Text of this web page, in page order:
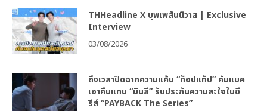
THHeadline X บุพเพสันนิวาส | Exclusive
Interview
03/08/2026
ถึงเวลาปิดฉากความแค้น “ท็อปแท็ป” คัมแบค
เอาคืนแทน “มินลี” รับประกันความสะใจในซี
รีส์ “PAYBACK The Series”